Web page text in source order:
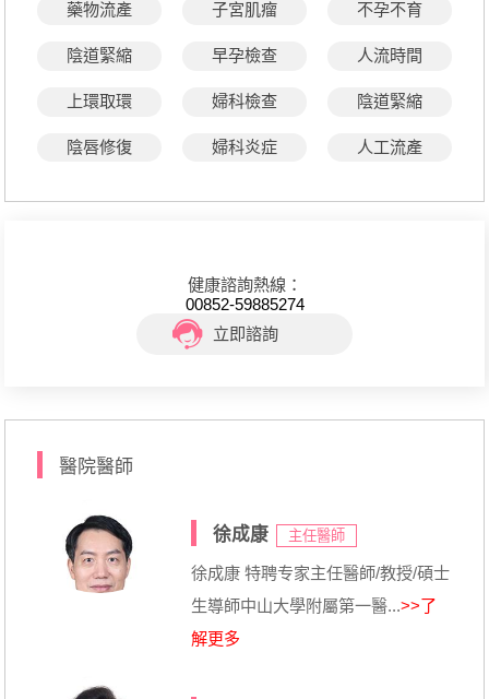
藥物流產 子宮肌瘤 不孕不育
陰道緊縮 早孕檢查 人流時間
上環取環 婦科檢查 陰道緊縮
陰唇修復 婦科炎症 人工流產
健康諮詢熱線：
00852-59885274
立即諮詢
醫院醫師
徐成康 主任醫師
徐成康 特聘专家主任醫師/教授/碩士
生導師中山大學附屬第一醫...>>了
解更多